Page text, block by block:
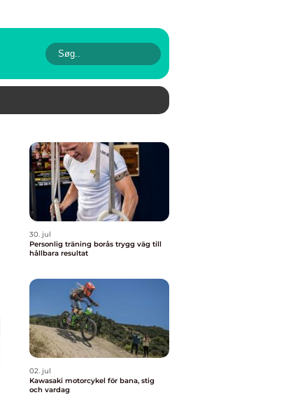
30. jul
Personlig träning borås trygg väg till
hållbara resultat
02. jul
Kawasaki motorcykel för bana, stig
och vardag